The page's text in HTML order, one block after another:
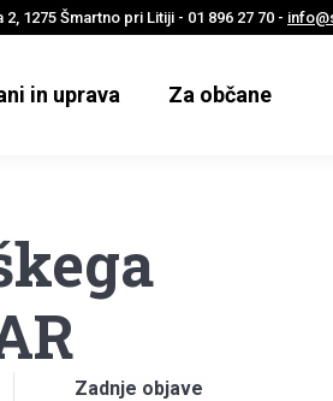
1275 Šmartno pri Litiji - 01 896 27 70 -
in uprava Za občane
Zadnje objave